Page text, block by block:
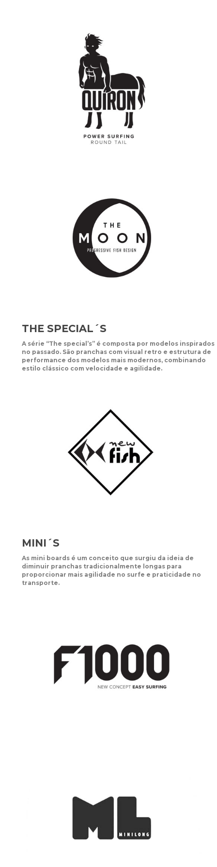
THE SPECIAL´S
A série “The special’s” é composta por modelos inspirados
no passado. São pranchas com visual retro e estrutura de
performance dos modelos mais modernos, combinando
estilo clássico com velocidade e agilidade.
MINI´S
As mini boards é um conceito que surgiu da ideia de
diminuir pranchas tradicionalmente longas para
proporcionar mais agilidade no surfe e praticidade no
transporte.